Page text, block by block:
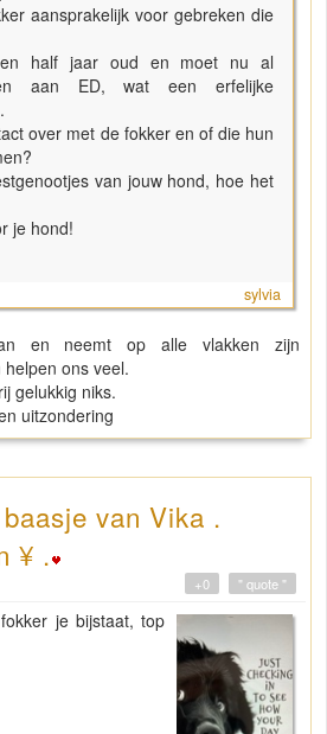
aansprakelijk voor gebreken die
half jaar oud en moet nu al
aan ED, wat een erfelijke
over met de fokker en of die hun
van jouw hond, hoe het
je hond!
sylvia
en neemt op alle vlakken zijn
ons veel.
gelukkig niks.
uitzondering
van Vika .
¥ .
" quote "
+0
je bijstaat, top